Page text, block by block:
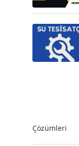
Çözümleri